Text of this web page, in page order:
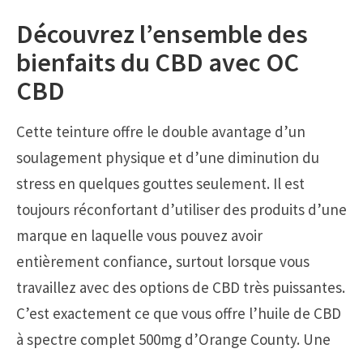
Découvrez l’ensemble des
bienfaits du CBD avec OC
CBD
Cette teinture offre le double avantage d’un
soulagement physique et d’une diminution du
stress en quelques gouttes seulement. Il est
toujours réconfortant d’utiliser des produits d’une
marque en laquelle vous pouvez avoir
entièrement confiance, surtout lorsque vous
travaillez avec des options de CBD très puissantes.
C’est exactement ce que vous offre l’huile de CBD
à spectre complet 500mg d’Orange County. Une